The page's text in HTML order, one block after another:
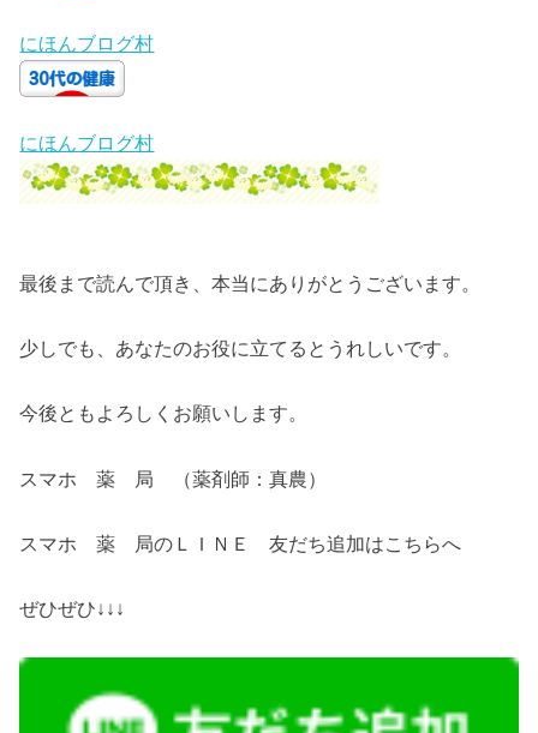
にほんブログ村
にほんブログ村
最後まで読んで頂き、本当にありがとうございます。
少しでも、あなたのお役に立てるとうれしいです。
今後ともよろしくお願いします。
スマホ 薬 局 （薬剤師：真農）
スマホ 薬 局のＬＩＮＥ 友だち追加はこちらへ
ぜひぜひ↓↓↓